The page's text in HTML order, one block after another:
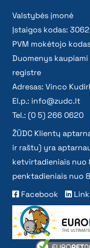
Valstybės įmonė
Įstaigos kodas:
PVM mokėtojo
Duomenys
registre
Adresas: Vinco
El.p.: info@zudc.lt
Tel.: (0 5) 266 0620
ŽŪDC Klientų
ir raštu) yra
ketvirtadieniais nuo
penktadieniais nuo
Facebook